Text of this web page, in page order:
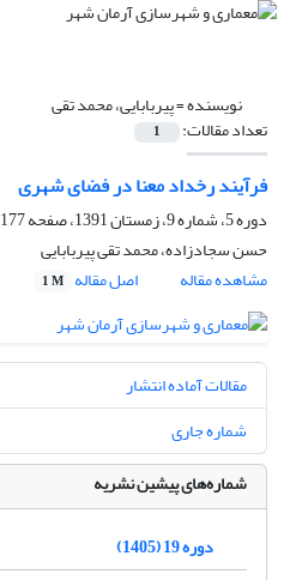
نویسنده =پیربابایی، محمد تقی
تعداد مقالات: 1
فرآیند رخداد معنا در فضای شهری
دوره 5، شماره 9، زمستان 1391، صفحه
177-186
حسن سجادزاده، محمد تقی پیربابایی
مشاهده مقاله
اصل مقاله 1 M
مقالات آماده انتشار
شماره جاری
شماره‌های پیشین نشریه
دوره 19 (1405)